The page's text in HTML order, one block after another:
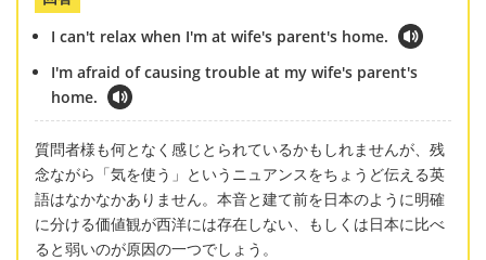
I can't relax when I'm at wife's parent's home.
I'm afraid of causing trouble at my wife's parent's
home.
質問者様も何となく感じとられているかもしれませんが、残
念ながら「気を使う」というニュアンスをちょうど伝える英
語はなかなかありません。本音と建て前を日本のように明確
に分ける価値観が西洋には存在しない、もしくは日本に比べ
ると弱いのが原因の一つでしょう。